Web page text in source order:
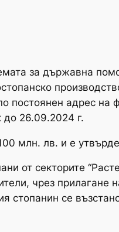
за държавна
постоянен адрес на
до 26.09.2024 г.
млн. лв. и е
от секторите
чрез прилагане
се